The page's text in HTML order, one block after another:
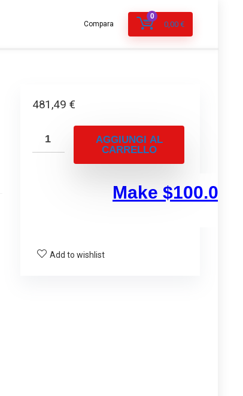
Compara
0
0,00 €
481,49 €
AGGIUNGI AL
CARRELLO
Add to wishlist